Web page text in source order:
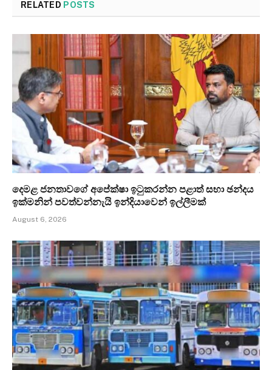
RELATED POSTS
දෙමළ ජනතාවගේ අපේක්ෂා ඉටුකරන්න පළාත් සභා ඡන්දය
ඉක්මනින් පවත්වන්නැයි ඉන්දියාවෙන් ඉල්ලීමක්
August 6, 2026